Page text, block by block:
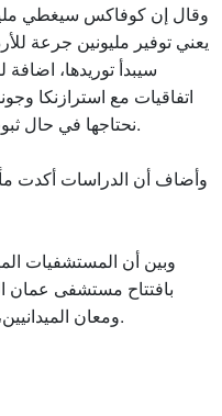
يعني توفير مليونين جرعة
سيبدأ توريدها،
اتفاقيات مع استرازنكا
نحتاجها في حال ثبوت نجاعة لقاحاتهم والاتفاقيات مبدئية.
وأضاف أن الدراسات أكدت
وبين أن المستشفيات
بافتتاح مستشفى عمان
ومعان الميدانيين، وسيكون هناك مستشفى في الأغوار.